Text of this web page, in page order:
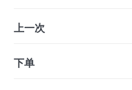
上一次
下单